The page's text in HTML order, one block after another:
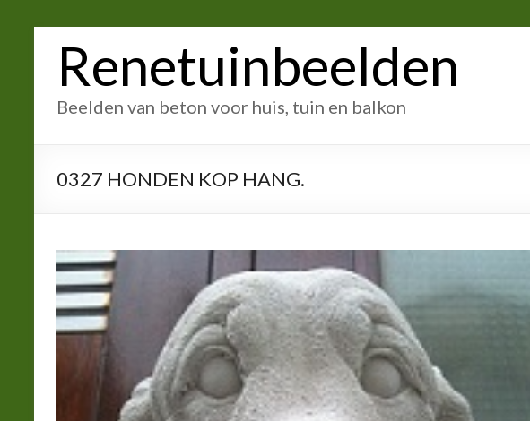
inhoudRenetuinbeelden
Beelden van beton voor huis, tuin en balkon
0327 HONDEN KOP HANG.